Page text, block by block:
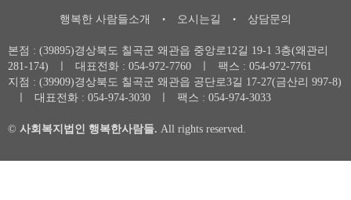
행복한 사람들소개 • 오시는길 • 상담문의
본점 : (39895)경상북도 칠곡군 왜관읍 중앙로12길 19-1 3층(왜관리
281-174)
대표전화 : 054-972-7760
팩스 : 054-972-7761
지점 : (39909)경상북도 칠곡군 왜관읍 공단로3길 17-27(금산리 997-8)
대표전화 : 054-974-3030 팩스 : 054-974-3033
© 사회복지법인 행복한사람들. All rights reserved.